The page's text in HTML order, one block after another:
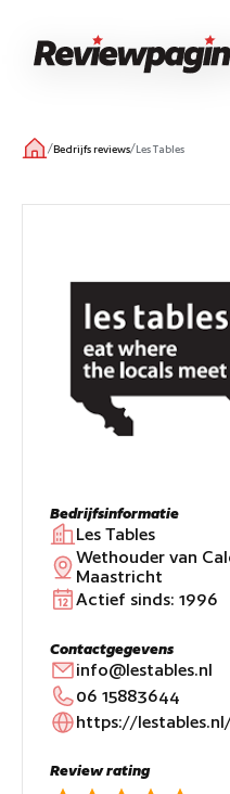
/Bedrijfs reviews/Les Tables
Bedrijfsinformatie
Les Tables
Wethouder van
Maastricht
Actief sinds: 1996
Contactgegevens
info@lestables.nl
06 15883644
https://
Review rating